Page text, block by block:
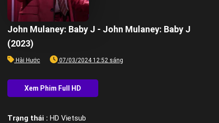
John Mulaney: Baby J - John Mulaney: Baby J
(2023)
Hài Hước 07/03/2024 12:52 sáng
Trạng thái : HD Vietsub